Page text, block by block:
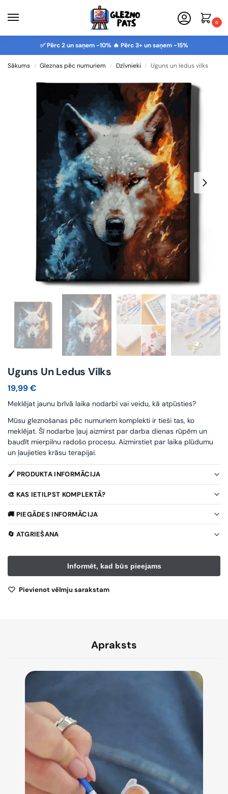
0
✅ Pērc 2 un saņem -10% 🔥 Pērc 3+ un saņem -15%
Sākums / Gleznas pēc numuriem / Dzīvnieki / Uguns un ledus vilks
Uguns Un Ledus Vilks
19,99€
Meklējat jaunu brīvā laika nodarbi vai veidu, kā atpūsties?
Mūsu gleznošanas pēc numuriem komplekti ir tieši tas, ko
meklējat. Šī nodarbe ļauj aizmirst par darba dienas rūpēm un
baudīt mierpilnu radošo procesu. Aizmirstiet par laika plūdumu
un ļaujieties krāsu terapijai.
🖌️ PRODUKTA INFORMĀCIJA
🎨 KAS IETILPST KOMPLEKTĀ?
🚚 PIEGĀDES INFORMĀCIJA
🔄 ATGRIEŠANA
Pievienot vēlmju sarakstam
Apraksts